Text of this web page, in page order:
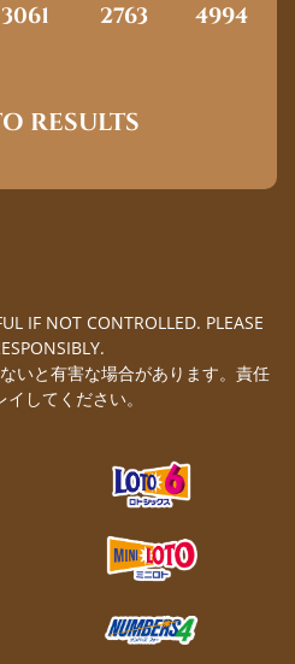
3061 2763 4994
RESULTS
IF NOT CONTROLLED. PLEASE
いと有害な場合があります。責任
してください。